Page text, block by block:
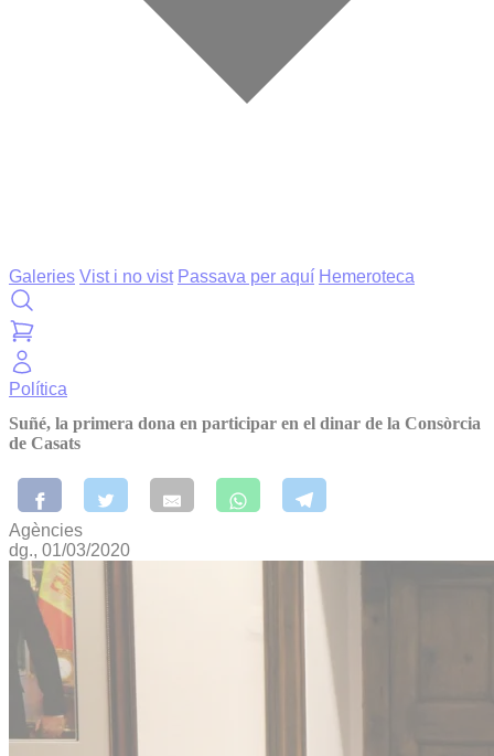
Galeries Vist i no vist Passava per aquí Hemeroteca
Política
Suñé, la primera dona en participar en el dinar de la Consòrcia
de Casats
Agències
dg., 01/03/2020